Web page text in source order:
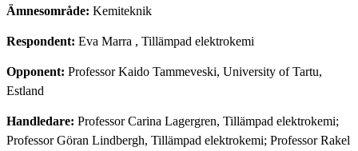
Ämnesområde: Kemiteknik
Respondent: Eva Marra , Tillämpad elektrokemi
Opponent: Professor Kaido Tammeveski, University of Tartu,
Estland
Handledare: Professor Carina Lagergren, Tillämpad elektrokemi;
Professor Göran Lindbergh, Tillämpad elektrokemi; Professor Rakel